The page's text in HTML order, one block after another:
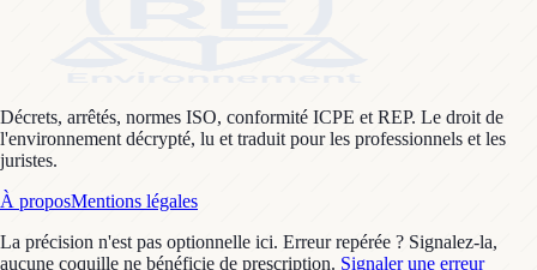
Décrets, arrêtés, normes ISO, conformité ICPE et REP. Le droit de
l'environnement décrypté, lu et traduit pour les professionnels et les
juristes.
À proposMentions légales
La précision n'est pas optionnelle ici. Erreur repérée ? Signalez-la,
aucune coquille ne bénéficie de prescription. Signaler une erreur